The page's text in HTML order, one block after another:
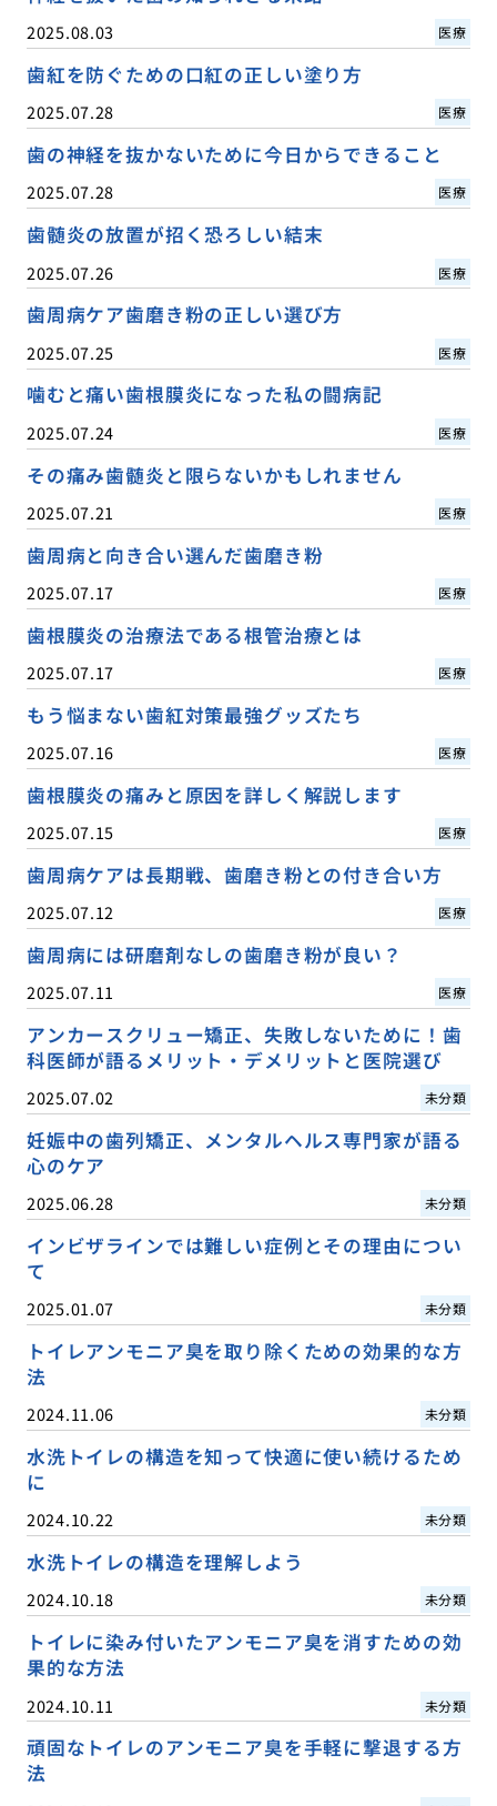
2025.08.03 医療
歯紅を防ぐための口紅の正しい塗り方
2025.07.28 医療
歯の神経を抜かないために今日からできること
2025.07.28 医療
歯髄炎の放置が招く恐ろしい結末
2025.07.26 医療
歯周病ケア歯磨き粉の正しい選び方
2025.07.25 医療
噛むと痛い歯根膜炎になった私の闘病記
2025.07.24 医療
その痛み歯髄炎と限らないかもしれません
2025.07.21 医療
歯周病と向き合い選んだ歯磨き粉
2025.07.17 医療
歯根膜炎の治療法である根管治療とは
2025.07.17 医療
もう悩まない歯紅対策最強グッズたち
2025.07.16 医療
歯根膜炎の痛みと原因を詳しく解説します
2025.07.15 医療
歯周病ケアは長期戦、歯磨き粉との付き合い方
2025.07.12 医療
歯周病には研磨剤なしの歯磨き粉が良い？
2025.07.11 医療
アンカースクリュー矯正、失敗しないために！歯
科医師が語るメリット・デメリットと医院選び
2025.07.02 未分類
妊娠中の歯列矯正、メンタルヘルス専門家が語る
心のケア
2025.06.28 未分類
インビザラインでは難しい症例とその理由につい
て
2025.01.07 未分類
トイレアンモニア臭を取り除くための効果的な方
法
2024.11.06 未分類
水洗トイレの構造を知って快適に使い続けるため
に
2024.10.22 未分類
水洗トイレの構造を理解しよう
2024.10.18 未分類
トイレに染み付いたアンモニア臭を消すための効
果的な方法
2024.10.11 未分類
頑固なトイレのアンモニア臭を手軽に撃退する方
法